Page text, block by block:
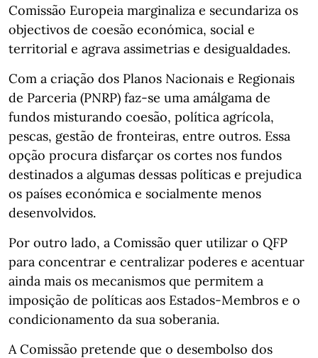
Comissão Europeia marginaliza e secundariza os
objectivos de coesão económica, social e
territorial e agrava assimetrias e desigualdades.
Com a criação dos Planos Nacionais e Regionais
de Parceria (PNRP) faz-se uma amálgama de
fundos misturando coesão, política agrícola,
pescas, gestão de fronteiras, entre outros. Essa
opção procura disfarçar os cortes nos fundos
destinados a algumas dessas políticas e prejudica
os países económica e socialmente menos
desenvolvidos.
Por outro lado, a Comissão quer utilizar o QFP
para concentrar e centralizar poderes e acentuar
ainda mais os mecanismos que permitem a
imposição de políticas aos Estados-Membros e o
condicionamento da sua soberania.
A Comissão pretende que o desembolso dos